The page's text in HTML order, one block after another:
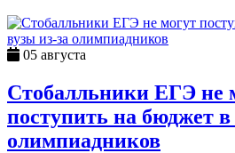
05 августа
Стобалльники ЕГЭ не
поступить на бюджет в
олимпиадников